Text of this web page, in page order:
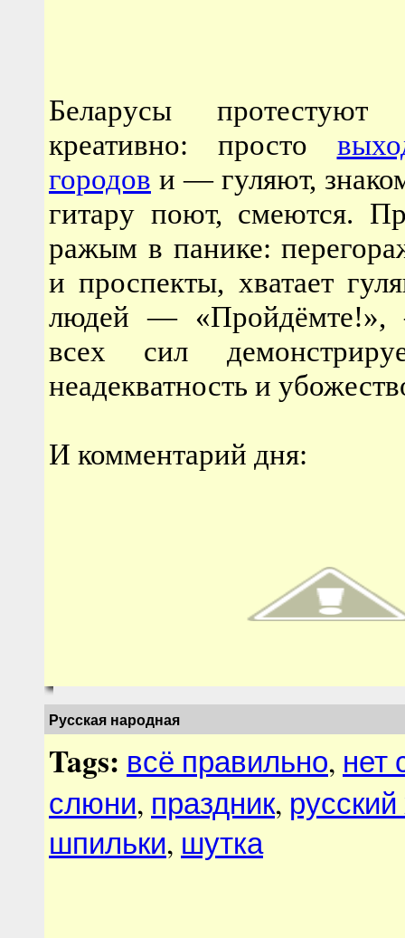
Беларусы
креативно: просто
городов и — гуляют,
гитару поют, смеются.
ражым в панике:
и проспекты, хватает
людей —
всех сил
неадекватность и
И комментарий дня:
Русская народная
Tags: всё правильно, нет
слюни, праздник,
шпильки, шутка